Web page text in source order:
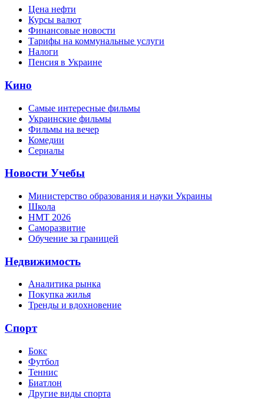
Цена нефти
Курсы валют
Финансовые новости
Тарифы на коммунальные услуги
Налоги
Пенсия в Украине
Кино
Самые интересные фильмы
Украинские фильмы
Фильмы на вечер
Комедии
Сериалы
Новости Учебы
Министерство образования и науки Украины
Школа
НМТ 2026
Саморазвитие
Обучение за границей
Недвижимость
Аналитика рынка
Покупка жилья
Тренды и вдохновение
Спорт
Бокс
Футбол
Теннис
Биатлон
Другие виды спорта